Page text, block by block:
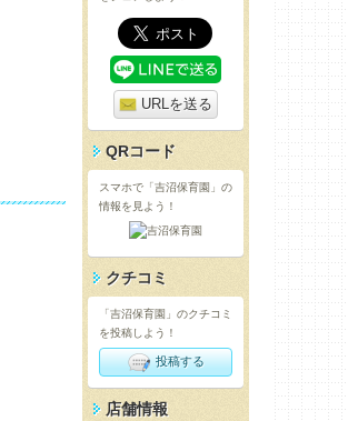
URLを送る
QRコード
スマホで「吉沼保育園」の
情報を見よう！
クチコミ
「吉沼保育園」のクチコミ
を投稿しよう！
投稿する
店舗情報